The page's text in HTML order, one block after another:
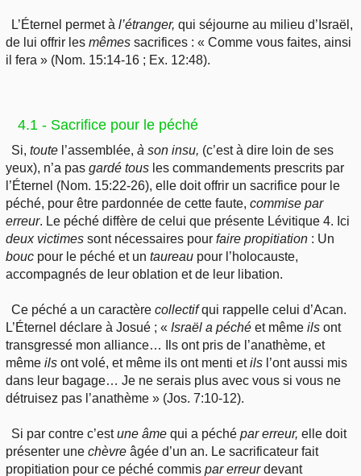
L’Éternel permet àl’étranger,qui séjourne au milieu d’Israël,
de lui offrir les mêmes sacrifices : « Comme vous faites, ainsi
il fera » (Nom. 15:14-16 ; Ex. 12:48).
4.1 - Sacrifice pour le péché
Si,toute l’assemblée,à son insu, (c’est à dire loin de ses
yeux), n’a pas gardé tous les commandements prescrits par
l’Éternel (Nom. 15:22-26), elle doit offrir un sacrifice pour le
péché, pour être pardonnée de cette faute, commise par
erreur. Le péché diffère de celui que présente Lévitique 4. Ici
deux victimes sont nécessaires pour faire propitiation : Un
bouc pour le péché et un taureau pour l’holocauste,
accompagnés de leur oblation et de leur libation.
Ce péché a un caractèrecollectifqui rappelle celui d’Acan.
L’Éternel déclare à Josué ; « Israël a péché et même ils ont
transgressé mon alliance… Ils ont pris de l’anathème, et
même ils ont volé, et même ils ont menti etils l’ont aussi mis
dans leur bagage… Je ne serais plus avec vous si vous ne
détruisez pas l’anathème » (Jos. 7:10-12).
Si par contre c’estune âme qui a péchépar erreur,elle doit
présenter une chèvre âgée d’un an. Le sacrificateur fait
propitiation pour ce péché commis par erreurdevant